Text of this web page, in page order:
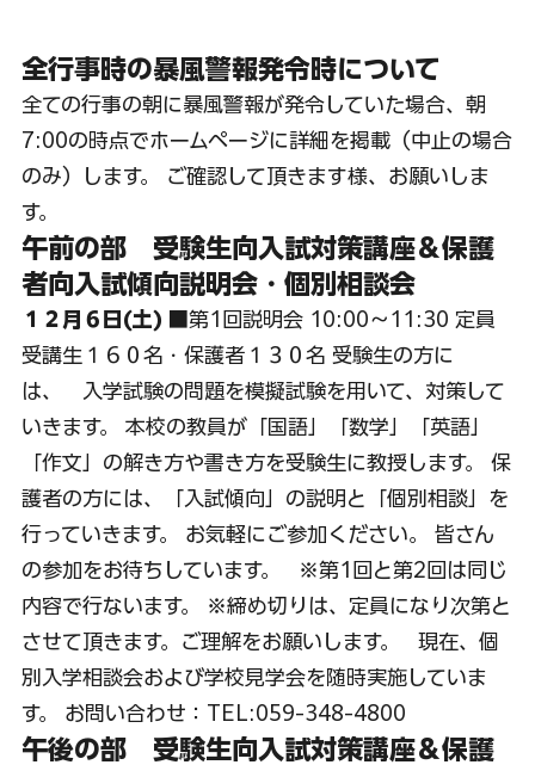
全行事時の暴風警報発令時について
全ての行事の朝に暴風警報が発令していた場合、朝
7:00の時点でホームページに詳細を掲載（中止の場合
のみ）します。 ご確認して頂きます様、お願いしま
す。
午前の部　受験生向入試対策講座＆保護
者向入試傾向説明会・個別相談会
１２月６日(土) ■第1回説明会 10:00～11:30 定員
受講生１６０名・保護者１３０名 受験生の方に
は、　入学試験の問題を模擬試験を用いて、対策して
いきます。 本校の教員が「国語」「数学」「英語」
「作文」の解き方や書き方を受験生に教授します。 保
護者の方には、「入試傾向」の説明と「個別相談」を
行っていきます。 お気軽にご参加ください。 皆さん
の参加をお待ちしています。   ※第1回と第2回は同じ
内容で行ないます。 ※締め切りは、定員になり次第と
させて頂きます。ご理解をお願いします。   現在、個
別入学相談会および学校見学会を随時実施していま
す。 お問い合わせ：TEL:059-348-4800
午後の部　受験生向入試対策講座＆保護